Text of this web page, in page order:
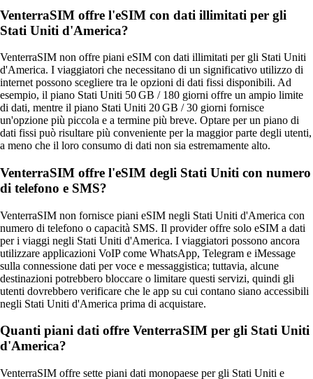
VenterraSIM offre l'eSIM con dati illimitati per gli
Stati Uniti d'America?
VenterraSIM non offre piani eSIM con dati illimitati per gli Stati Uniti
d'America. I viaggiatori che necessitano di un significativo utilizzo di
internet possono scegliere tra le opzioni di dati fissi disponibili. Ad
esempio, il piano Stati Uniti 50 GB / 180 giorni offre un ampio limite
di dati, mentre il piano Stati Uniti 20 GB / 30 giorni fornisce
un'opzione più piccola e a termine più breve. Optare per un piano di
dati fissi può risultare più conveniente per la maggior parte degli utenti,
a meno che il loro consumo di dati non sia estremamente alto.
VenterraSIM offre l'eSIM degli Stati Uniti con numero
di telefono e SMS?
VenterraSIM non fornisce piani eSIM negli Stati Uniti d'America con
numero di telefono o capacità SMS. Il provider offre solo eSIM a dati
per i viaggi negli Stati Uniti d'America. I viaggiatori possono ancora
utilizzare applicazioni VoIP come WhatsApp, Telegram e iMessage
sulla connessione dati per voce e messaggistica; tuttavia, alcune
destinazioni potrebbero bloccare o limitare questi servizi, quindi gli
utenti dovrebbero verificare che le app su cui contano siano accessibili
negli Stati Uniti d'America prima di acquistare.
Quanti piani dati offre VenterraSIM per gli Stati Uniti
d'America?
VenterraSIM offre sette piani dati monopaese per gli Stati Uniti e